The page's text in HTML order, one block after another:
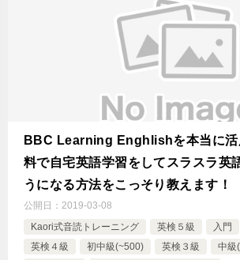
BBC Learning Enghlishを本当に活
料で自宅英語学習をしてスラスラ英
うになる方法をこっそり教えます！
公開日： 2019-03-08
Kaori式音読トレーニング
英検５級 入門
英検４級
初中級(~500) 英検３級
中級